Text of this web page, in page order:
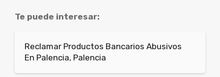
Te puede interesar:
Reclamar Productos Bancarios Abusivos
En Palencia, Palencia